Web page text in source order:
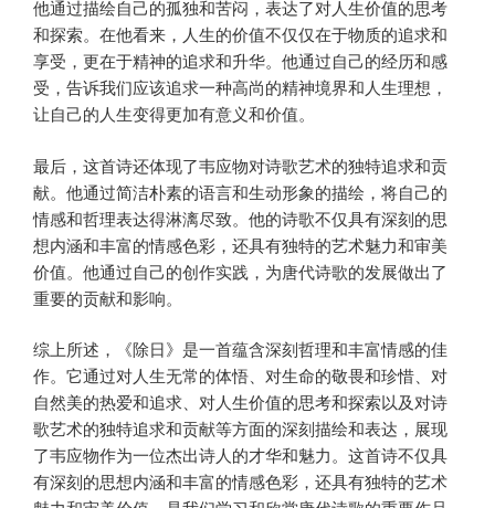
他通过描绘自己的孤独和苦闷，表达了对人生价值的思考
和探索。在他看来，人生的价值不仅仅在于物质的追求和
享受，更在于精神的追求和升华。他通过自己的经历和感
受，告诉我们应该追求一种高尚的精神境界和人生理想，
让自己的人生变得更加有意义和价值。
最后，这首诗还体现了韦应物对诗歌艺术的独特追求和贡
献。他通过简洁朴素的语言和生动形象的描绘，将自己的
情感和哲理表达得淋漓尽致。他的诗歌不仅具有深刻的思
想内涵和丰富的情感色彩，还具有独特的艺术魅力和审美
价值。他通过自己的创作实践，为唐代诗歌的发展做出了
重要的贡献和影响。
综上所述，《除日》是一首蕴含深刻哲理和丰富情感的佳
作。它通过对人生无常的体悟、对生命的敬畏和珍惜、对
自然美的热爱和追求、对人生价值的思考和探索以及对诗
歌艺术的独特追求和贡献等方面的深刻描绘和表达，展现
了韦应物作为一位杰出诗人的才华和魅力。这首诗不仅具
有深刻的思想内涵和丰富的情感色彩，还具有独特的艺术